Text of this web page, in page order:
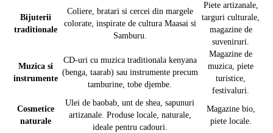
Bijuterii
traditionale
Coliere, bratari si cercei din margele
colorate, inspirate de cultura Maasai si
Samburu.
Piete artizanale,
targuri culturale,
magazine de
suveniruri.
Muzica si
instrumente
CD-uri cu muzica traditionala kenyana
(benga, taarab) sau instrumente precum
tamburine, tobe djembe.
Magazine de
muzica, piete
turistice,
festivaluri.
Cosmetice
naturale
Ulei de baobab, unt de shea, sapunuri
artizanale. Produse locale, naturale,
ideale pentru cadouri.
Magazine bio,
piete locale.